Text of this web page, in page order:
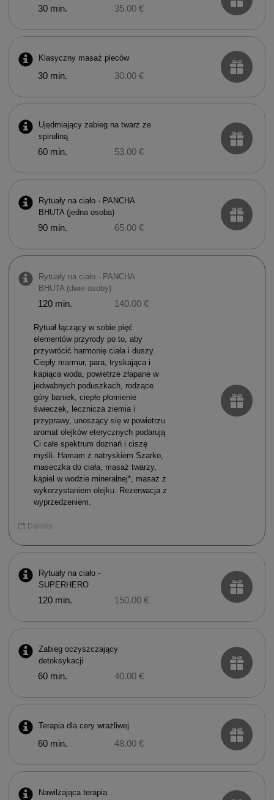
30 min. 35.00 €
Klasyczny masaź pleców
30 min. 30.00 €
Ujędrniający zabieg na twarz ze
spiruliną
60 min. 53.00 €
Rytuały na ciało - PANCHA
BHUTA (jedna osoba)
90 min. 65.00 €
Rytuały na ciało - PANCHA
BHUTA (dwie osoby)
120 min. 140.00 €
Rytuał łączący w sobie pięć
elementów przyrody po to, aby
przywrócić harmonię ciała i duszy.
Ciepły marmur, para, tryskająca i
kapiąca woda, powietrze złapane w
jedwabnych poduszkach, rodzące
góry baniek, ciepłe płomienie
świeczek, lecznicza ziemia i
przyprawy, unoszący się w powietrzu
aromat olejków eterycznych podarują
Ci całe spektrum doznań i ciszę
myśli. Hamam z natryskiem Szarko,
maseczka do ciała, masaż twarzy,
kąpiel w wodzie mineralnej*, masaż z
wykorzystaniem olejku. Rezerwacja z
wyprzedzeniem.
Dalintis
Rytuały na ciało -
SUPERHERO
120 min. 150.00 €
Zabieg oczyszczający
detoksykacji
60 min. 40.00 €
Terapia dla cery wrażliwej
60 min. 48.00 €
Nawilżająca terapia